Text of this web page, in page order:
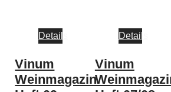
Details
Vinum
Weinmagazin
Details
Vinum